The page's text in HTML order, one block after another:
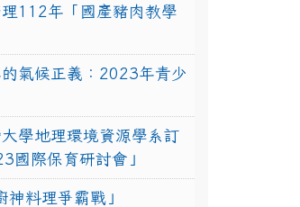
112年「國產豬肉教學
氣候正義：2023年青少
學地理環境資源學系訂
國際保育研討會」
料理爭霸戰」